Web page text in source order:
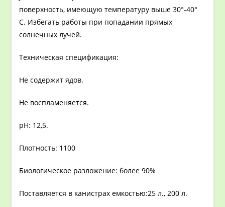
поверхность, имеющую температуру выше 30°-40°
С. Избегать работы при попадании прямых
солнечных лучей.
Техническая спецификация:
Не содержит ядов.
Не воспламеняется.
рН: 12,5.
Плотность: 1100
Биологическое разложение: более 90%
Поставляется в канистрах емкостью:25 л., 200 л.